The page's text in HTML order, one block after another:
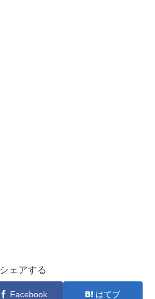
シェアする
Facebook はてブ